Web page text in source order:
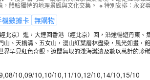
享《遼河聚福‧非遺漁家宴》（
體驗獨特的地理景觀與文化交集。 🔸特別安排：永安
機數據卡 無購物
北京）進，大連回香港（經北京）回，沿途暢遊丹東、
山、天橋溝、五女山，漫山紅葉層林盡染，風光如畫，
界罕見紅色奇觀，遼闊無垠的淺海灘濤及數以萬計的珍
,08/10,09/10,10/10,11/10,12/10,14/10,15/10